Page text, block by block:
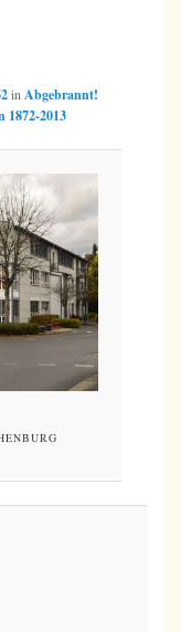
in Abgebrannt!
1872-2013